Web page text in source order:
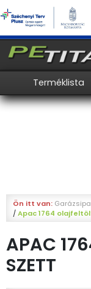
Terméklista
Ön itt van:
/Apac 1764
APAC
SZETT